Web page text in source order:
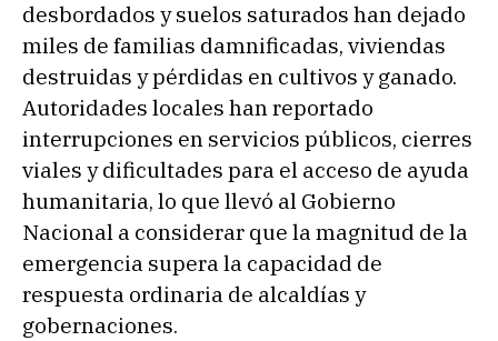
desbordados y suelos saturados han dejado
miles de familias damnificadas, viviendas
destruidas y pérdidas en cultivos y ganado.
Autoridades locales han reportado
interrupciones en servicios públicos, cierres
viales y dificultades para el acceso de ayuda
humanitaria, lo que llevó al Gobierno
Nacional a considerar que la magnitud de la
emergencia supera la capacidad de
respuesta ordinaria de alcaldías y
gobernaciones.